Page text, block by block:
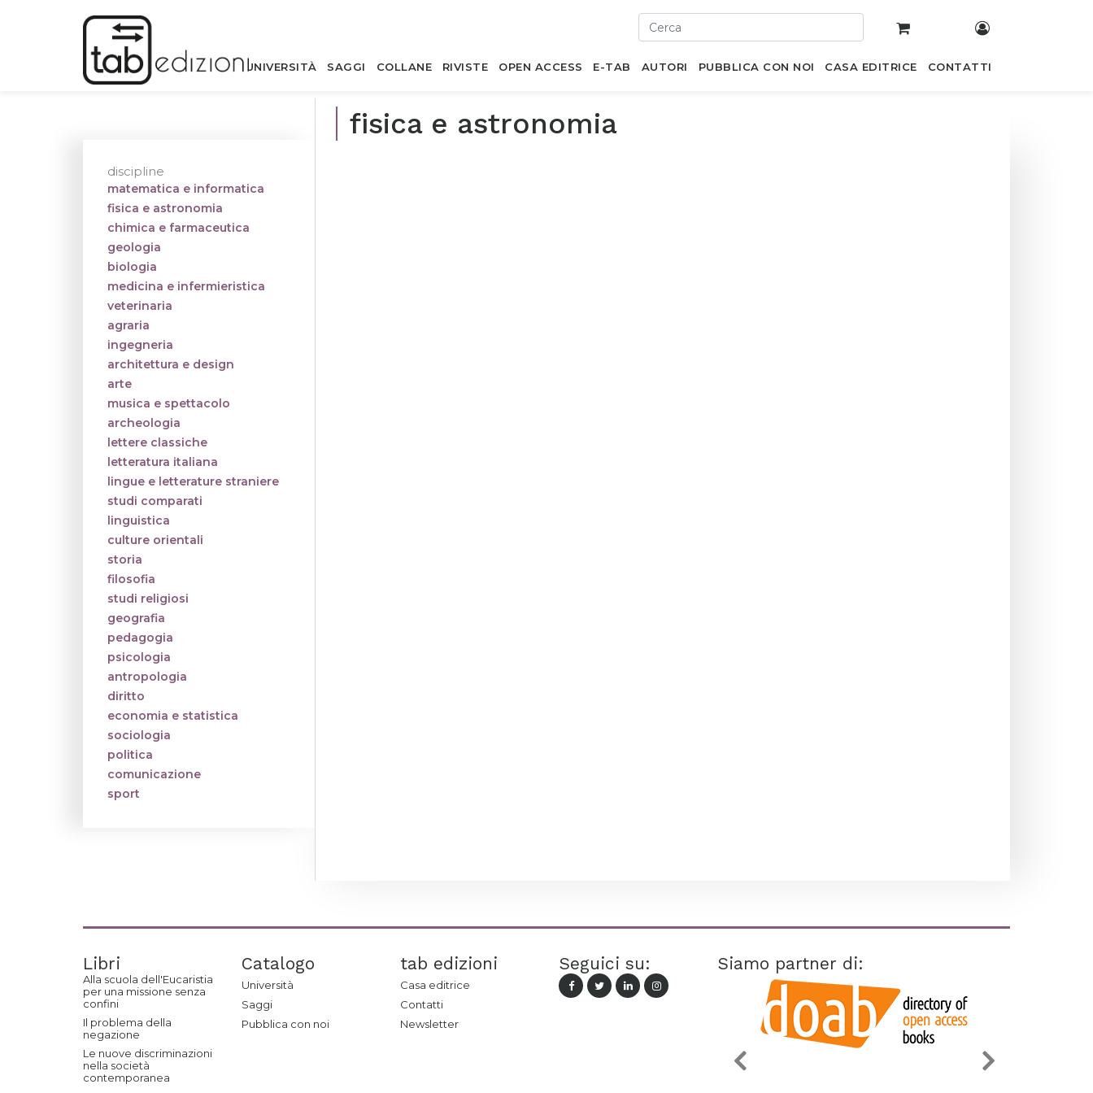
UNIVERSITÀ SAGGI COLLANE RIVISTE OPEN ACCESS E-TAB AUTORI PUBBLICA CON NOI CASA EDITRICE CONTATTI
fisica e astronomia
discipline
matematica e informatica
fisica e astronomia
chimica e farmaceutica
geologia
biologia
medicina e infermieristica
veterinaria
agraria
ingegneria
architettura e design
arte
musica e spettacolo
archeologia
lettere classiche
letteratura italiana
lingue e letterature straniere
studi comparati
linguistica
culture orientali
storia
filosofia
studi religiosi
geografia
pedagogia
psicologia
antropologia
diritto
economia e statistica
sociologia
politica
comunicazione
sport
Libri
Alla scuola dell'Eucaristia
per una missione senza
confini
Il problema della
negazione
Le nuove discriminazioni
nella società
contemporanea
Catalogo
Università
Saggi
Pubblica con noi
tab edizioni
Casa editrice
Contatti
Newsletter
Seguici su: Siamo partner di: